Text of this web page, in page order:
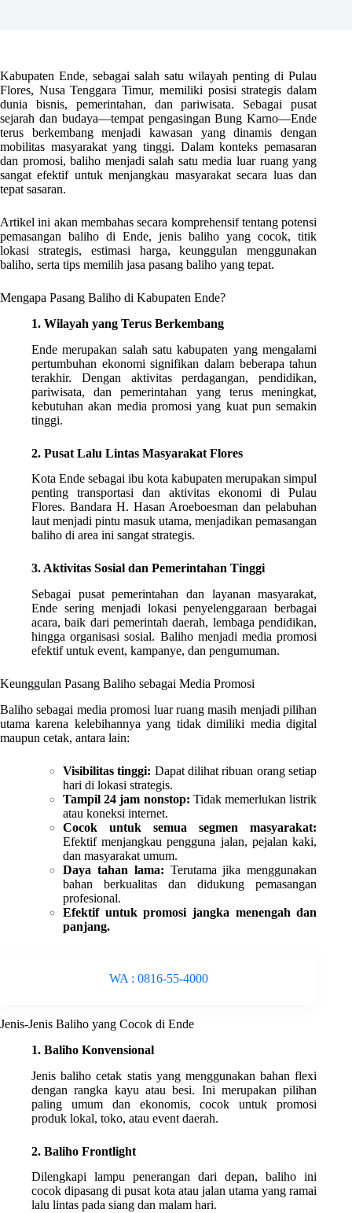
Kabupaten Ende, sebagai salah satu wilayah penting di Pulau
Flores, Nusa Tenggara Timur, memiliki posisi strategis dalam
dunia bisnis, pemerintahan, dan pariwisata. Sebagai pusat
sejarah dan budaya—tempat pengasingan Bung Karno—Ende
terus berkembang menjadi kawasan yang dinamis dengan
mobilitas masyarakat yang tinggi. Dalam konteks pemasaran
dan promosi, baliho menjadi salah satu media luar ruang yang
sangat efektif untuk menjangkau masyarakat secara luas dan
tepat sasaran.
Artikel ini akan membahas secara komprehensif tentang potensi
pemasangan baliho di Ende, jenis baliho yang cocok, titik
lokasi strategis, estimasi harga, keunggulan menggunakan
baliho, serta tips memilih jasa pasang baliho yang tepat.
Mengapa Pasang Baliho di Kabupaten Ende?
1. Wilayah yang Terus Berkembang
Ende merupakan salah satu kabupaten yang mengalami
pertumbuhan ekonomi signifikan dalam beberapa tahun
terakhir. Dengan aktivitas perdagangan, pendidikan,
pariwisata, dan pemerintahan yang terus meningkat,
kebutuhan akan media promosi yang kuat pun semakin
tinggi.
2. Pusat Lalu Lintas Masyarakat Flores
Kota Ende sebagai ibu kota kabupaten merupakan simpul
penting transportasi dan aktivitas ekonomi di Pulau
Flores. Bandara H. Hasan Aroeboesman dan pelabuhan
laut menjadi pintu masuk utama, menjadikan pemasangan
baliho di area ini sangat strategis.
3. Aktivitas Sosial dan Pemerintahan Tinggi
Sebagai pusat pemerintahan dan layanan masyarakat,
Ende sering menjadi lokasi penyelenggaraan berbagai
acara, baik dari pemerintah daerah, lembaga pendidikan,
hingga organisasi sosial. Baliho menjadi media promosi
efektif untuk event, kampanye, dan pengumuman.
Keunggulan Pasang Baliho sebagai Media Promosi
Baliho sebagai media promosi luar ruang masih menjadi pilihan
utama karena kelebihannya yang tidak dimiliki media digital
maupun cetak, antara lain:
Visibilitas tinggi: Dapat dilihat ribuan orang setiap
hari di lokasi strategis.
Tampil 24 jam nonstop: Tidak memerlukan listrik
atau koneksi internet.
Cocok untuk semua segmen masyarakat:
Efektif menjangkau pengguna jalan, pejalan kaki,
dan masyarakat umum.
Daya tahan lama: Terutama jika menggunakan
bahan berkualitas dan didukung pemasangan
profesional.
Efektif untuk promosi jangka menengah dan
panjang.
WA : 0816-55-4000
Jenis-Jenis Baliho yang Cocok di Ende
1. Baliho Konvensional
Jenis baliho cetak statis yang menggunakan bahan flexi
dengan rangka kayu atau besi. Ini merupakan pilihan
paling umum dan ekonomis, cocok untuk promosi
produk lokal, toko, atau event daerah.
2. Baliho Frontlight
Dilengkapi lampu penerangan dari depan, baliho ini
cocok dipasang di pusat kota atau jalan utama yang ramai
lalu lintas pada siang dan malam hari.